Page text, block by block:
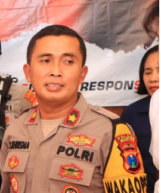
NEWS TNG– Pernah gak sih
kamu mulai ngerjain sesuatu cuma
buat iseng-iseng, eh ternyata malah
jadi peluang bisnis yang
menguntungkan? ...
Dari Iseng Jadi Cuan: Kisah
TUM_ATUL yang Ubah
Hampers Jadi Bisnis Kece